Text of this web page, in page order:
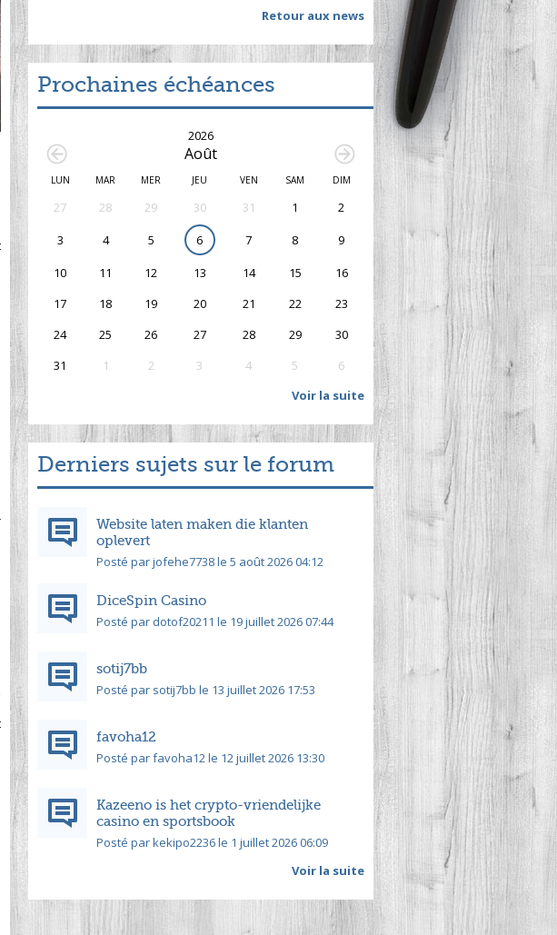
Retour aux news
Prochaines échéances
2026
Août
LUN MAR MER JEU VEN SAM DIM
27 28 29 30 31 1
2
3
4 5 6 7 8
9
10
11 12 13 14 15
16
17
18 19 20 21 22
23
24
25 26 27 28 29
30
31
1 2 3 4 5
6
Voir la suite
Derniers sujets sur le forum
Website laten maken die klanten
oplevert
Posté par jofehe7738 le 5 août 2026 04:12
DiceSpin Casino
Posté par dotof20211 le 19 juillet 2026 07:44
sotij7bb
Posté par sotij7bb le 13 juillet 2026 17:53
favoha12
Posté par favoha12 le 12 juillet 2026 13:30
Kazeeno is het crypto-vriendelijke
casino en sportsbook
Posté par kekipo2236 le 1 juillet 2026 06:09
Voir la suite